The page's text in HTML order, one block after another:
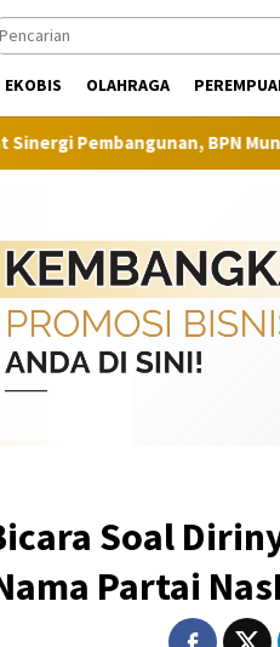
EKOBIS OLAHRAGA
BPN Muna Barat
Soal
Partai